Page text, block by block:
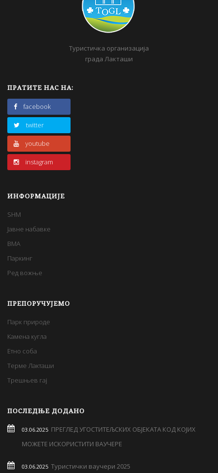
Туристичка организација
града Лакташи
ПРАТИТЕ НАС НА:
facebook
twitter
youtube
instagram
ИНФОРМАЦИЈЕ
SHM
Јавне набавке
BMA
Паркинг
Ред вожње
ПРЕПОРУЧУЈЕМО
Парк природе
Камена кугла
Етно соба
Терме Лакташи
Трешњев гај
ПОСЛЕДЊЕ ДОДАНО
03.06.2025 ПРЕГЛЕД УГОСТИТЕЉСКИХ ОБЈЕКАТА КОД КОЈИХ
МОЖЕТЕ ИСКОРИСТИТИ ВАУЧЕРЕ
03.06.2025 Туристички ваучери 2025